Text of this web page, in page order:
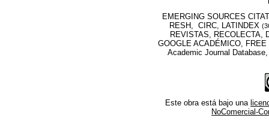
EMERGING SOURCES
RESH, CIRC, LATINDEX
REVISTAS, RECOLECTA,
GOOGLE ACADÉMICO,
Academic Journal
Este obra está bajo una
NoComercial-